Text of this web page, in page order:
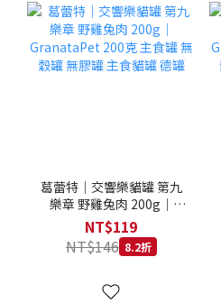
葛蕾特｜交響樂貓罐 第九
樂章 野雞兔肉 200g｜
GranataPet 200克 主食罐
無穀罐 無膠罐 主食貓罐 德
罐
NT$119
NT$146 8.2折